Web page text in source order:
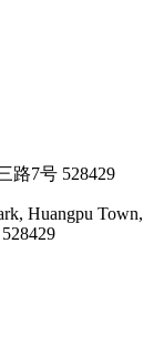
路7号 528429
Huangpu Town,